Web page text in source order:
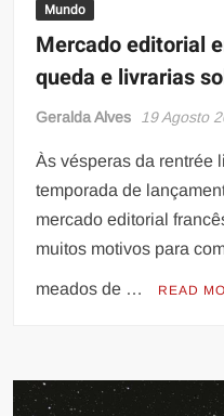
Mundo
Mercado editorial
queda e livrarias
Geralda Alves 19 Agosto
Às vésperas da rentrée
temporada de
mercado editorial
muitos motivos para
meados de … READ